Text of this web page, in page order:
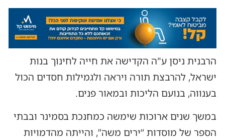
הרבנית ניסן ע"ה הקדישה את חייה לחינוך בנות
ישראל, להרבצת תורה ויראה ולגמילות חסדים הכול
בענווה, בנועם הליכות ובמאור פנים.
במשך שנים ארוכות שימשה כמחנכת בסמינר ובבתי
הספר של מוסדות “ירים משה”, והייתה מהדמויות